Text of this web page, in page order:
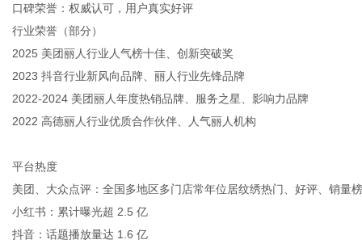
口碑荣誉：权威认可，用户真实好评
行业荣誉（部分）
2025 美团丽人行业人气榜十佳、创新突破奖
2023 抖音行业新风向品牌、丽人行业先锋品牌
2022-2024 美团丽人年度热销品牌、服务之星、影响力品牌
2022 高德丽人行业优质合作伙伴、人气丽人机构
平台热度
美团、大众点评：全国多地区多门店常年位居纹绣热门、好评、销量
小红书：累计曝光超 2.5 亿
抖音：话题播放量达 1.6 亿